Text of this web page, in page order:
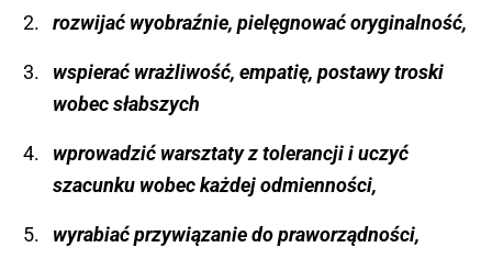
rozwijać wyobraźnie, pielęgnować oryginalność,
wspierać wrażliwość, empatię, postawy troski
wobec słabszych
wprowadzić warsztaty z tolerancji i uczyć
szacunku wobec każdej odmienności,
wyrabiać przywiązanie do praworządności,